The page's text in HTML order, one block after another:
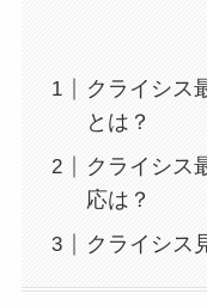
クライシス
とは？
クライシス
応は？
クライシス